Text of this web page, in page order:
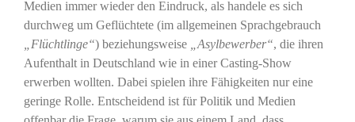
Medien immer wieder den Eindruck, als handele es sich
durchweg um Geflüchtete (im allgemeinen Sprachgebrauch
„Flüchtlinge“) beziehungsweise „Asylbewerber“, die ihren
Aufenthalt in Deutschland wie in einer Casting-Show
erwerben wollten. Dabei spielen ihre Fähigkeiten nur eine
geringe Rolle. Entscheidend ist für Politik und Medien